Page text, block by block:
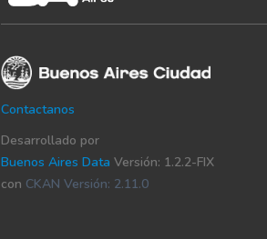
Contactanos
Desarrollado por
Buenos Aires Data Versión: 1.2.2-FIX
con CKAN Versión: 2.11.0